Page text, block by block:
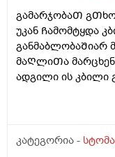
გამოვივლე
უბრალოდ და
მქობდეს წესიᲗ
უბრალოდ სუსტი
მქონდეს ხო?
გამარჯობაᲗ
უკან Ჩამომტყდა
განმაბლობაᲨიარ
მაᲦლიᲗა
ადგილი ის კბილი
ამტკივდა
პლომბი რო
კატეგორია -